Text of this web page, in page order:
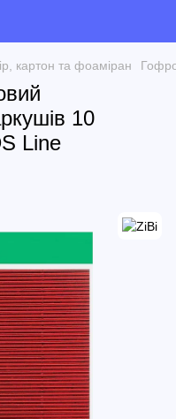
картон та фоаміран
10
Line